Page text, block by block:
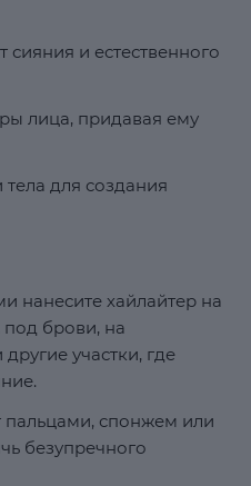
и естественного
лица, придавая ему
для создания
нанесите хайлайтер на
под брови, на
участки, где
пальцами, спонжем или
безупречного